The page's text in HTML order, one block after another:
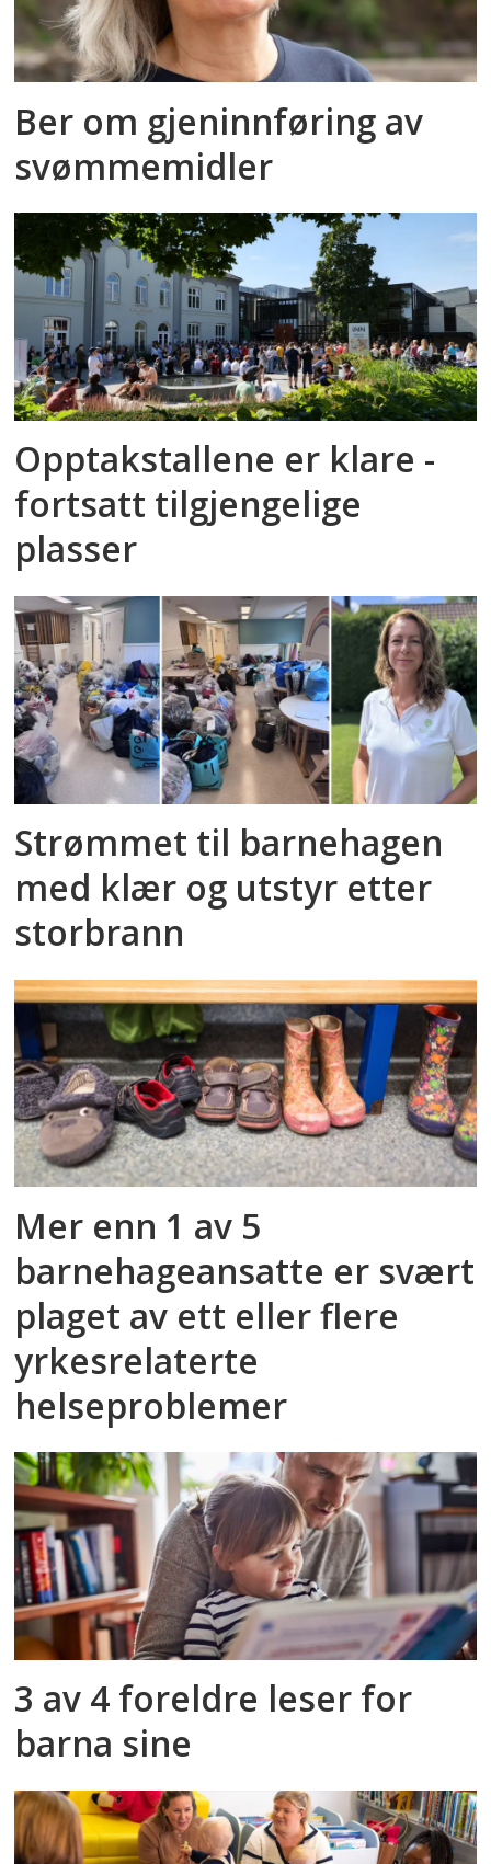
Ber om gjeninnføring av
svømmemidler
Opptakstallene er klare -
fortsatt tilgjengelige
plasser
Strømmet til barnehagen
med klær og utstyr etter
storbrann
Mer enn 1 av 5
barnehageansatte er svært
plaget av ett eller flere
yrkesrelaterte
helseproblemer
3 av 4 foreldre leser for
barna sine